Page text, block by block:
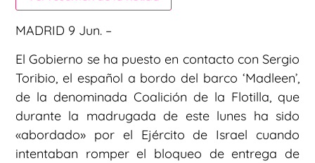
MADRID 9 Jun. –
El Gobierno se ha puesto en contacto con Sergio
Toribio, el español a bordo del barco ‘Madleen’,
de la denominada Coalición de la Flotilla, que
durante la madrugada de este lunes ha sido
«abordado» por el Ejército de Israel cuando
intentaban romper el bloqueo de entrega de